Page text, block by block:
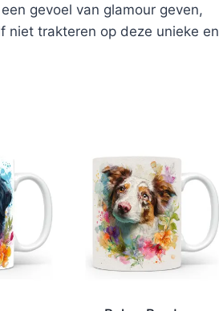
gevoel van glamour geven,
niet trakteren op deze unieke en